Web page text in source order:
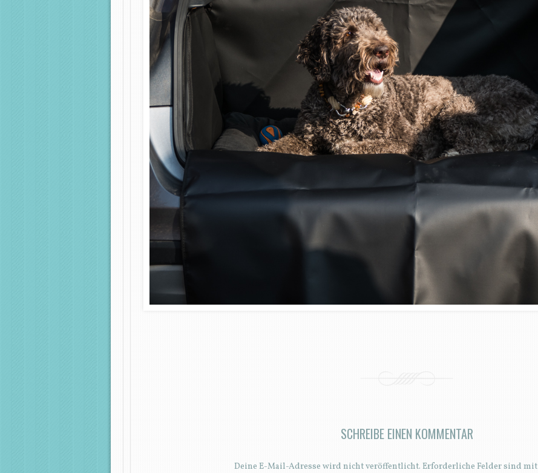
SCHREIBE EINEN KOMMENTAR
Deine E-Mail-Adresse wird nicht veröffentlicht. Erforderliche Felder sind mit